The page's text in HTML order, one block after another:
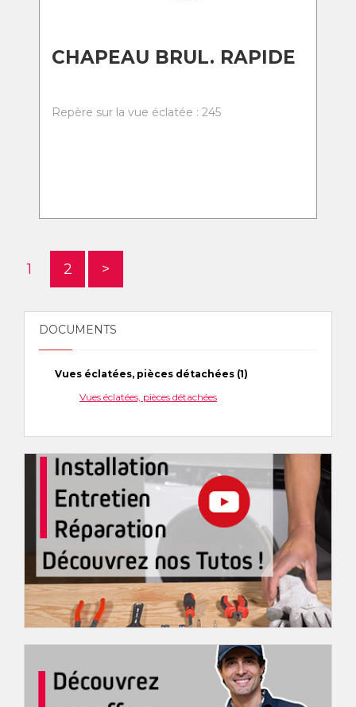
CHAPEAU BRUL. RAPIDE
Repère sur la vue éclatée : 245
1 2 >
DOCUMENTS
Vues éclatées, pièces détachées (1)
Vues éclatées, pièces détachées